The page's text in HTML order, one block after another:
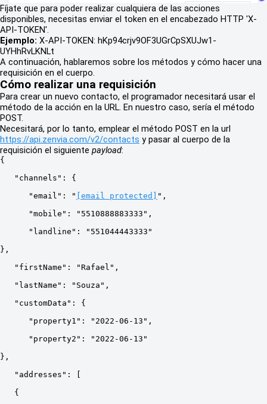
Fíjate que para poder realizar cualquiera de las acciones
disponibles, necesitas enviar el token en el encabezado HTTP 'X-
API-TOKEN'.
Ejemplo: X-API-TOKEN: hKp94crjv9OF3UGrCpSXUJw1-
UYHhRvLKNLt
A continuación, hablaremos sobre los métodos y cómo hacer una
requisición en el cuerpo.
Cómo realizar una requisición
Para crear un nuevo contacto, el programador necesitará usar el
método de la acción en la URL. En nuestro caso, sería el método
POST.
Necesitará, por lo tanto, emplear el método POST en la url
https://api.zenvia.com/v2/contacts y pasar al cuerpo de la
requisición el siguiente payload:
{
   "channels": {
      "email": "
[email protected]
",
      "mobile": "5510888883333",
      "landline": "551044443333"
},
   "firstName": "Rafael",
   "lastName": "Souza",
   "customData": {
      "property1": "2022-06-13",
      "property2": "2022-06-13"
},
   "addresses": [
   {